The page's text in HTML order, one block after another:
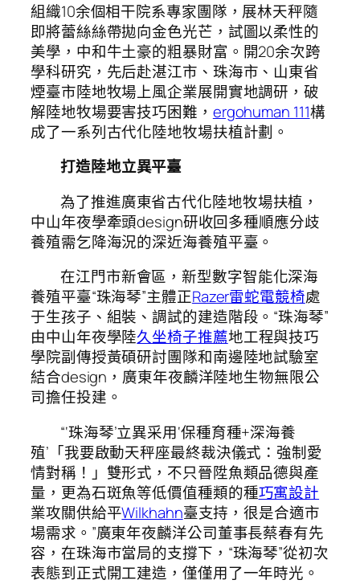
組織10余個相干院系專家團隊，展林天秤隨
即將蕾絲絲帶拋向金色光芒，試圖以柔性的
美學，中和牛土豪的粗暴財富。開20余次跨
學科研究，先后赴湛江市、珠海市、山東省
煙臺市陸地牧場上風企業展開實地調研，破
解陸地牧場要害技巧困難， ergohuman 111構
成了一系列古代化陸地牧場扶植計劃。
打造陸地立異平臺
為了推進廣東省古代化陸地牧場扶植，
中山年夜學牽頭design研收回多種順應分歧
養殖需乞降海況的深近海養殖平臺。
在江門市新會區，新型數字智能化深海
養殖平臺“珠海琴”主體正Razer雷蛇電競椅處
于生孩子、組裝、調試的建造階段。“珠海琴”
由中山年夜學陸久坐椅子推薦地工程與技巧
學院副傳授黃碩研討團隊和南邊陸地試驗室
結合design，廣東年夜麟洋陸地生物無限公
司擔任投建。
“‘珠海琴’立異采用‘保種育種+深海養
殖’「我要啟動天秤座最終裁決儀式：強制愛
情對稱！」雙形式，不只晉陞魚類品德與產
量，更為石斑魚等低價值種類的種巧寓設計
業攻關供給平Wilkhahn臺支持，很是合適市
場需求。”廣東年夜麟洋公司董事長蔡春有先
容，在珠海市當局的支撐下，“珠海琴”從初次
表態到正式開工建造，僅僅用了一年時光。